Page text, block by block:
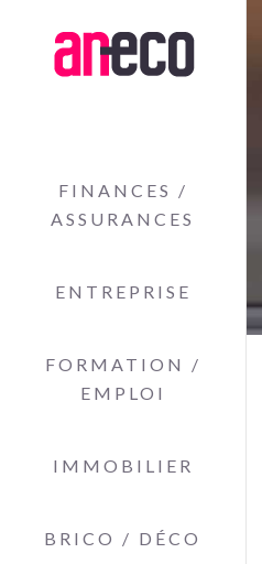
FINANCES /
ASSURANCES
ENTREPRISE
FORMATION /
EMPLOI
IMMOBILIER
BRICO / DÉCO